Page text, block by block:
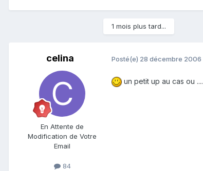
1 mois plus tard...
celina
En Attente de
Modification de Votre
Email
84
Posté(e) 28 décembre 2006
un petit up au cas ou ....